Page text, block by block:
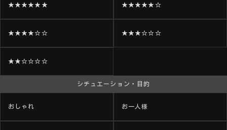
★★★★★★ ★★★★★☆
★★★★☆☆ ★★★☆☆☆
★★☆☆☆☆
シチュエーション・目的
おしゃれ お一人様